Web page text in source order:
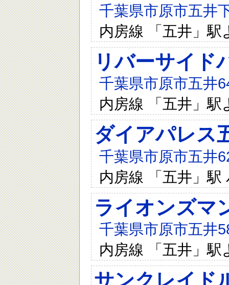
千葉県市原市五井
内房線 「五井」駅
リバーサイド
千葉県市原市五井
内房線 「五井」駅
ダイアパレス
千葉県市原市五井
内房線 「五井」駅
ライオンズマ
千葉県市原市五井
内房線 「五井」駅
サンクレイド